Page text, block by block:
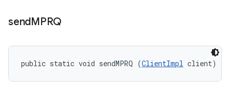
sendMPRQ
public static void sendMPRQ (ClientImpl client)